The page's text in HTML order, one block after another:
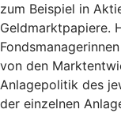
zum Beispiel in
Geldmarktpapiere.
von den
Anlagepolitik des
der einzelnen